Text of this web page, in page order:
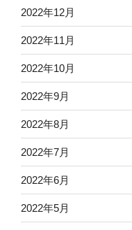
2022年12月
2022年11月
2022年10月
2022年9月
2022年8月
2022年7月
2022年6月
2022年5月